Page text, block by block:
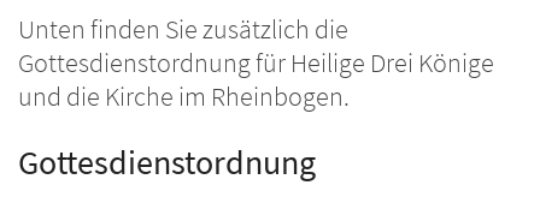
Unten finden Sie zusätzlich die
Gottesdienstordnung für Heilige Drei Könige
und die Kirche im Rheinbogen.
Gottesdienstordnung